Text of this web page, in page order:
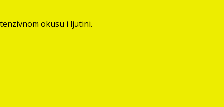
okusu i ljutini.